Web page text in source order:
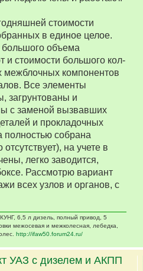
стоимости
в единое целое.
большого объема
и стоимости большого кол-
межблочных компонентов
Все элементы
загрунтованы и
с заменой вызвавших
и прокладочных
собрана
на учете в
легко заводится,
Рассмотрю вариант
всех узлов и органов, с
6,5 л дизель, полный привод, 5
межосевая и межколесная, лебедка,
http://ifaw50.forum24.ru/
УАЗ с дизелем и АКПП